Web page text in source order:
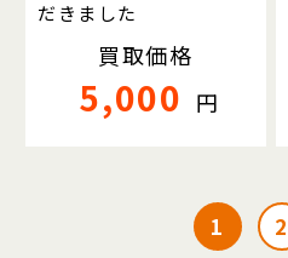
だきました
買取価格
5,000 円
1 2